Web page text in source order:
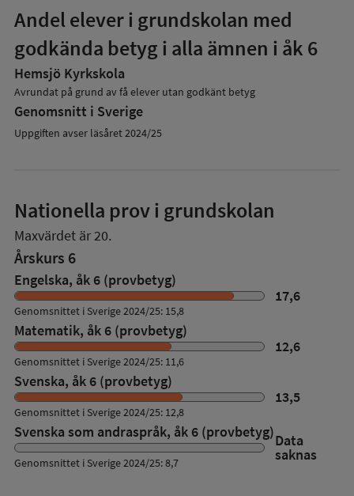
Andel elever i grundskolan med
godkända betyg i alla ämnen i åk 6
Hemsjö Kyrkskola
Avrundat på grund av få elever utan godkänt betyg
Genomsnitt i Sverige
Uppgiften avser läsåret 2024/25
Nationella prov i grundskolan
Maxvärdet är 20.
Årskurs 6
Engelska, åk 6 (provbetyg)
17,6
Genomsnittet i Sverige 2024/25: 15,8
Matematik, åk 6 (provbetyg)
12,6
Genomsnittet i Sverige 2024/25: 11,6
Svenska, åk 6 (provbetyg)
13,5
Genomsnittet i Sverige 2024/25: 12,8
Svenska som andraspråk, åk 6 (provbetyg)Data
saknas
Genomsnittet i Sverige 2024/25: 8,7